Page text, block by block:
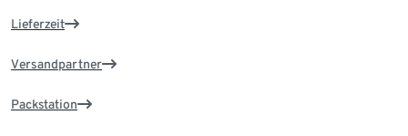
Lieferzeit
Versandpartner
Packstation